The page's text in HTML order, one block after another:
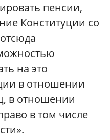
пенсии,
Конституции со
на это
в отношении
в отношении
в том числе